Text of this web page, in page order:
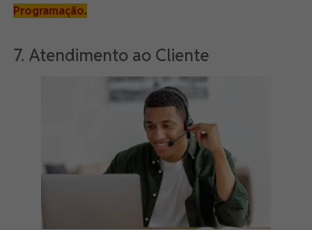
Programação.
7. Atendimento ao Cliente